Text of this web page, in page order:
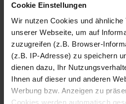
Cookie Einstellungen
Wir nutzen Cookies und ähnliche
unserer Webseite, um auf
zuzugreifen (z.B. Browser-
(z.B. IP-Adresse) zu speichern
dienen dazu, Ihr
Ihnen auf dieser und anderen
Werbung bzw. Anzeigen zu
Cookies werden automatisch
Balkon
Spülmaschine
Sauna
Haustiere nicht erlaubt
Fahrradabstellraum
1/9
2/9